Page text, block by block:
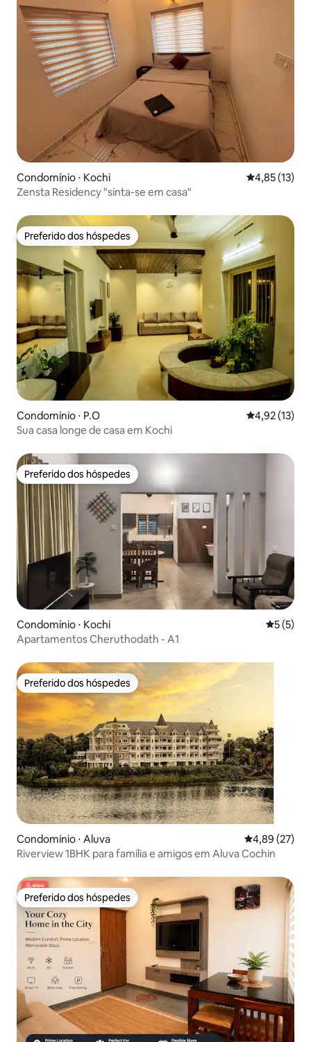
Condomínio ⋅ Kochi 4,85 de uma
4,85 (13)
Zensta Residency "sinta-se em casa"
Preferido dos hóspedes
Preferido dos hóspedes
Condomínio ⋅ P.O 4,92 de uma
4,92 (13)
Sua casa longe de casa em Kochi
Preferido dos hóspedes
Preferido dos hóspedes
Condomínio ⋅ Kochi 5 de
5 (5)
Apartamentos Cheruthodath - A1
Preferido dos hóspedes
Preferido dos hóspedes
Condomínio ⋅ Aluva 4,89 de uma
4,89 (27)
Riverview 1BHK para família e amigos em Aluva Cochin
Preferido dos hóspedes
Preferido dos hóspedes